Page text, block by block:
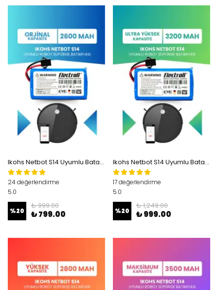
Ikohs Netbot S14 Uyumlu Batarya (ORJİNAL KAPASİTE) 2600mah Pil Robot Süpürge Bataryası
24 değerlendirme
5.0
%20
₺ 999.00
₺ 799.00
Ikohs Netbot S14 Uyumlu Batarya (ULTRA YÜKSEK KAPASİTE) 3200mah Pil Robot Süpürge Bataryası
17 değerlendirme
5.0
%20
₺ 1,249.00
₺ 999.00